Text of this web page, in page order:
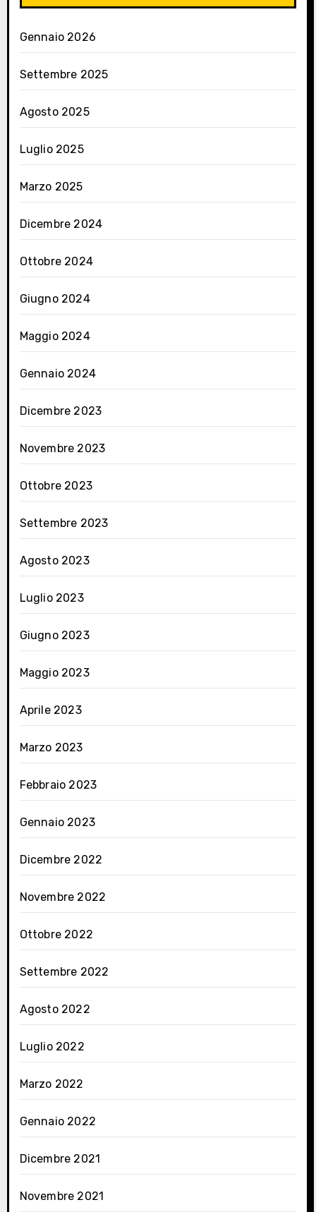
Gennaio 2026
Settembre 2025
Agosto 2025
Luglio 2025
Marzo 2025
Dicembre 2024
Ottobre 2024
Giugno 2024
Maggio 2024
Gennaio 2024
Dicembre 2023
Novembre 2023
Ottobre 2023
Settembre 2023
Agosto 2023
Luglio 2023
Giugno 2023
Maggio 2023
Aprile 2023
Marzo 2023
Febbraio 2023
Gennaio 2023
Dicembre 2022
Novembre 2022
Ottobre 2022
Settembre 2022
Agosto 2022
Luglio 2022
Marzo 2022
Gennaio 2022
Dicembre 2021
Novembre 2021